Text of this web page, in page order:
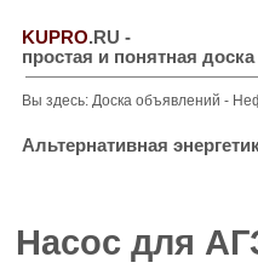
KUPRO.RU -
простая и понятная
Вы здесь: Доска объявлений -
Альтернативная
Насос для